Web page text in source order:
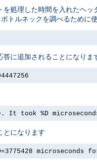
処理した時間を入れたヘッ
トルネックを調べるために
答に追加されることになりま
It took %D
とになります
microseconds